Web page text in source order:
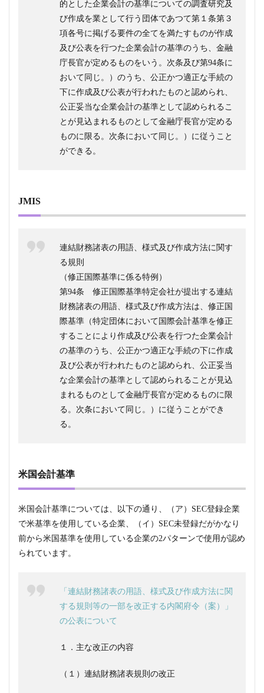
的とした企業会計の基準についての調査研究及
び作成を業として行う団体であつて第１条第３
項各号に掲げる要件の全てを満たすものが作成
及び公表を行つた企業会計の基準のうち、金融
庁長官が定めるものをいう。次条及び第94条に
おいて同じ。）のうち、公正かつ適正な手続の
下に作成及び公表が行われたものと認められ、
公正妥当な企業会計の基準として認められるこ
とが見込まれるものとして金融庁長官が定める
ものに限る。次条において同じ。）に従うこと
ができる。
JMIS
連結財務諸表の用語、様式及び作成方法に関す
る規則
（修正国際基準に係る特例）
第94条 修正国際基準特定会社が提出する連結
財務諸表の用語、様式及び作成方法は、修正国
際基準（特定団体において国際会計基準を修正
することにより作成及び公表を行つた企業会計
の基準のうち、公正かつ適正な手続の下に作成
及び公表が行われたものと認められ、公正妥当
な企業会計の基準として認められることが見込
まれるものとして金融庁長官が定めるものに限
る。次条において同じ。）に従うことができ
る。
米国会計基準
米国会計基準については、以下の通り、（ア）SEC登録企業
で米基準を使用している企業、（イ）SEC未登録だがかなり
前から米国基準を使用している企業の2パターンで使用が認め
られています。
「連結財務諸表の用語、様式及び作成方法に関
する規則等の一部を改正する内閣府令（案）」
の公表について
１．主な改正の内容
（１）連結財務諸表規則の改正